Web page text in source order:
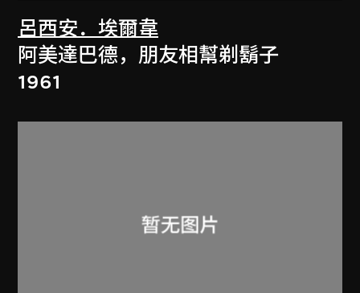
呂西安．埃爾韋
阿美達巴德，朋友相幫剃鬍子
1961